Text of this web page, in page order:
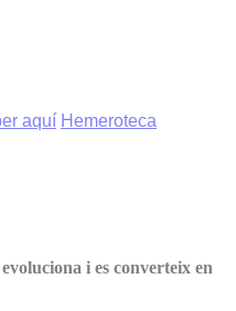
aquí Hemeroteca
i es converteix en